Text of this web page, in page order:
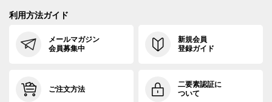
利用方法ガイド
メールマガジン
会員募集中
新規会員
登録ガイド
ご注文方法
二要素認証に
ついて